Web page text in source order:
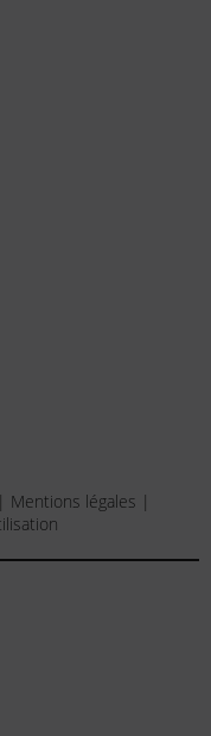
| Mentions légales |